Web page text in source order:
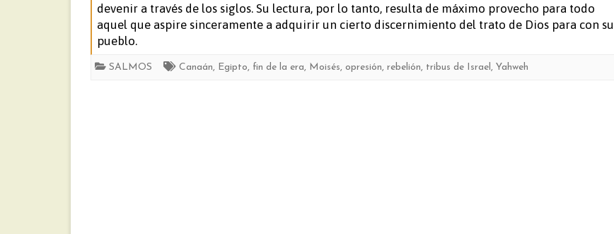
devenir a través de los siglos. Su lectura, por lo tanto, resulta de máximo provecho para todo
aquel que aspire sinceramente a adquirir un cierto discernimiento del trato de Dios para con su
pueblo.
SALMOS Canaán, Egipto, fin de la era, Moisés, opresión, rebelión, tribus de Israel, Yahweh